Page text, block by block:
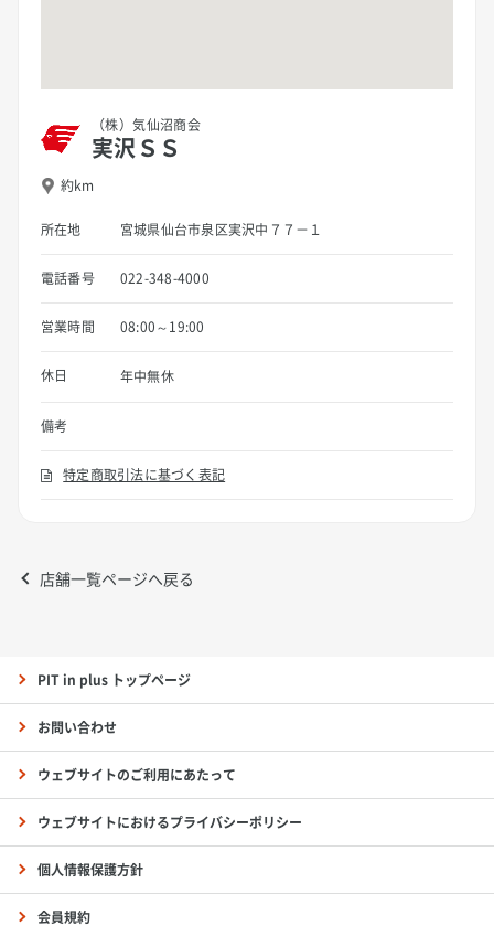
（株）気仙沼商会
実沢ＳＳ
約km
所在地 宮城県仙台市泉区実沢中７７－１
電話番号 022-348-4000
営業時間 08:00～19:00
休日 年中無休
備考
特定商取引法に基づく表記
店舗一覧ページへ戻る
PIT in plus トップページ
お問い合わせ
ウェブサイトのご利用にあたって
ウェブサイトにおけるプライバシーポリシー
個人情報保護方針
会員規約